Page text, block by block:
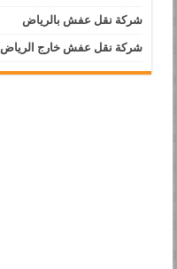
شركة نقل عفش بالرياض
شركة نقل عفش خارج الرياض